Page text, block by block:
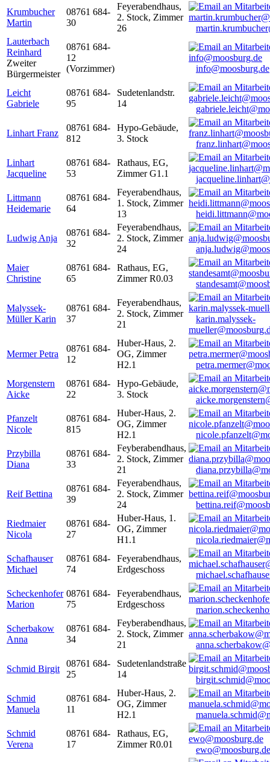
Krumbucher
Martin
08761 684-
30
Feyerabendhaus,
2. Stock, Zimmer
26
Lauterbach
Reinhard
Zweiter
Bürgermeister
08761 684-
12
(Vorzimmer)
info@moosburg.de
Leicht
Gabriele
08761 684-
95
Sudetenlandstr.
14
Linhart Franz
08761 684-
812
Hypo-Gebäude,
3. Stock
Linhart
Jacqueline
08761 684-
53
Rathaus, EG,
Zimmer G1.1
Littmann
Heidemarie
08761 684-
64
Feyerabendhaus,
1. Stock, Zimmer
13
Ludwig Anja
08761 684-
32
Feyerabendhaus,
2. Stock, Zimmer
24
Maier
Christine
08761 684-
65
Rathaus, EG,
Zimmer R0.03
Malyssek-
Müller Karin
08761 684-
37
Feyerabendhaus,
2. Stock, Zimmer
21
karin.malyssek-
Mermer Petra
08761 684-
12
Huber-Haus, 2.
OG, Zimmer
H2.1
Morgenstern
Aicke
08761 684-
22
Hypo-Gebäude,
3. Stock
Pfanzelt
Nicole
08761 684-
815
Huber-Haus, 2.
OG, Zimmer
H2.1
Przybilla
Diana
08761 684-
33
Feyberabendhaus,
2. Stock, Zimmer
21
Reif Bettina
08761 684-
39
Feyerabendhaus,
2. Stock, Zimmer
24
Riedmaier
Nicola
08761 684-
27
Huber-Haus, 1.
OG, Zimmer
H1.1
Schafhauser
Michael
08761 684-
74
Feyerabendhaus,
Erdgeschoss
Scheckenhofer
Marion
08761 684-
75
Feyerabendhaus,
Erdgeschoss
Scherbakow
Anna
08761 684-
34
Feyberabendhaus,
2. Stock, Zimmer
21
Schmid Birgit
08761 684-
25
Sudetenlandstraße
14
Schmid
Manuela
08761 684-
11
Huber-Haus, 2.
OG, Zimmer
H2.1
Schmid
Verena
08761 684-
17
Rathaus, EG,
Zimmer R0.01
ewo@moosburg.de